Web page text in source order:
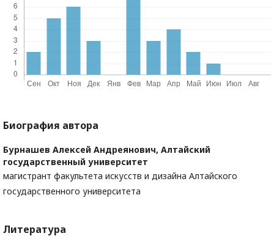
Биография автора
Бурнашев Алексей Андреянович, Алтайский
государственный университет
магистрант факультета искусств и дизайна Алтайского
государственного университета
Литература